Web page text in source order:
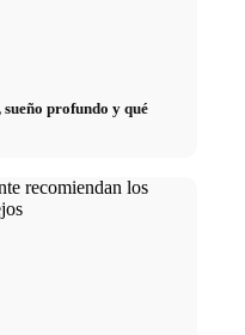
profundo y qué